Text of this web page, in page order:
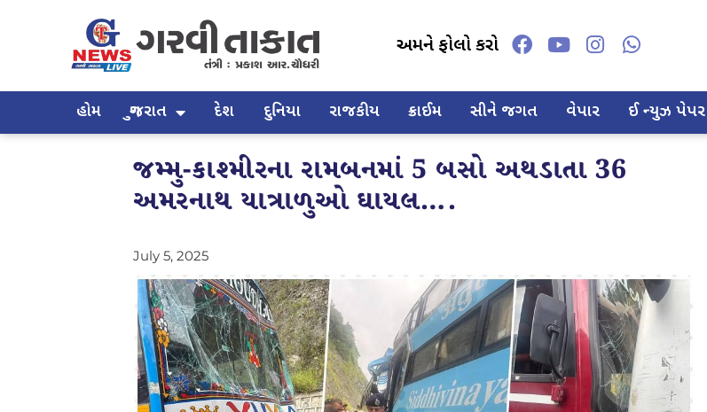
અમને ફોલો કરો
હોમ ગુજરાત દેશ દુનિયા રાજકીય ક્રાઈમ સીને જગત વેપાર ઈ ન્યુઝ પેપર
જમ્મુ-કાશ્મીરના રામબનમાં 5 બસો અથડાતા 36
અમરનાથ યાત્રાળુઓ ઘાયલ….
July 5, 2025